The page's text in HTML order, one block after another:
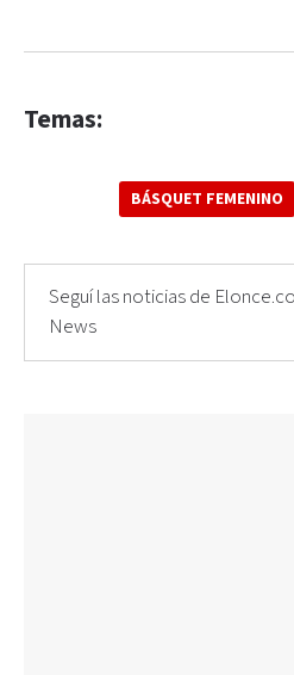
Temas:
BÁSQUET FEMENINO
Seguí las noticias de
News